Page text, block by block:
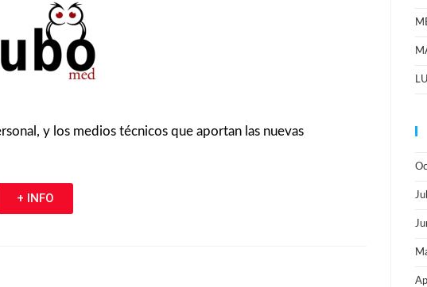
y los medios técnicos que aportan las nuevas
+ INFO